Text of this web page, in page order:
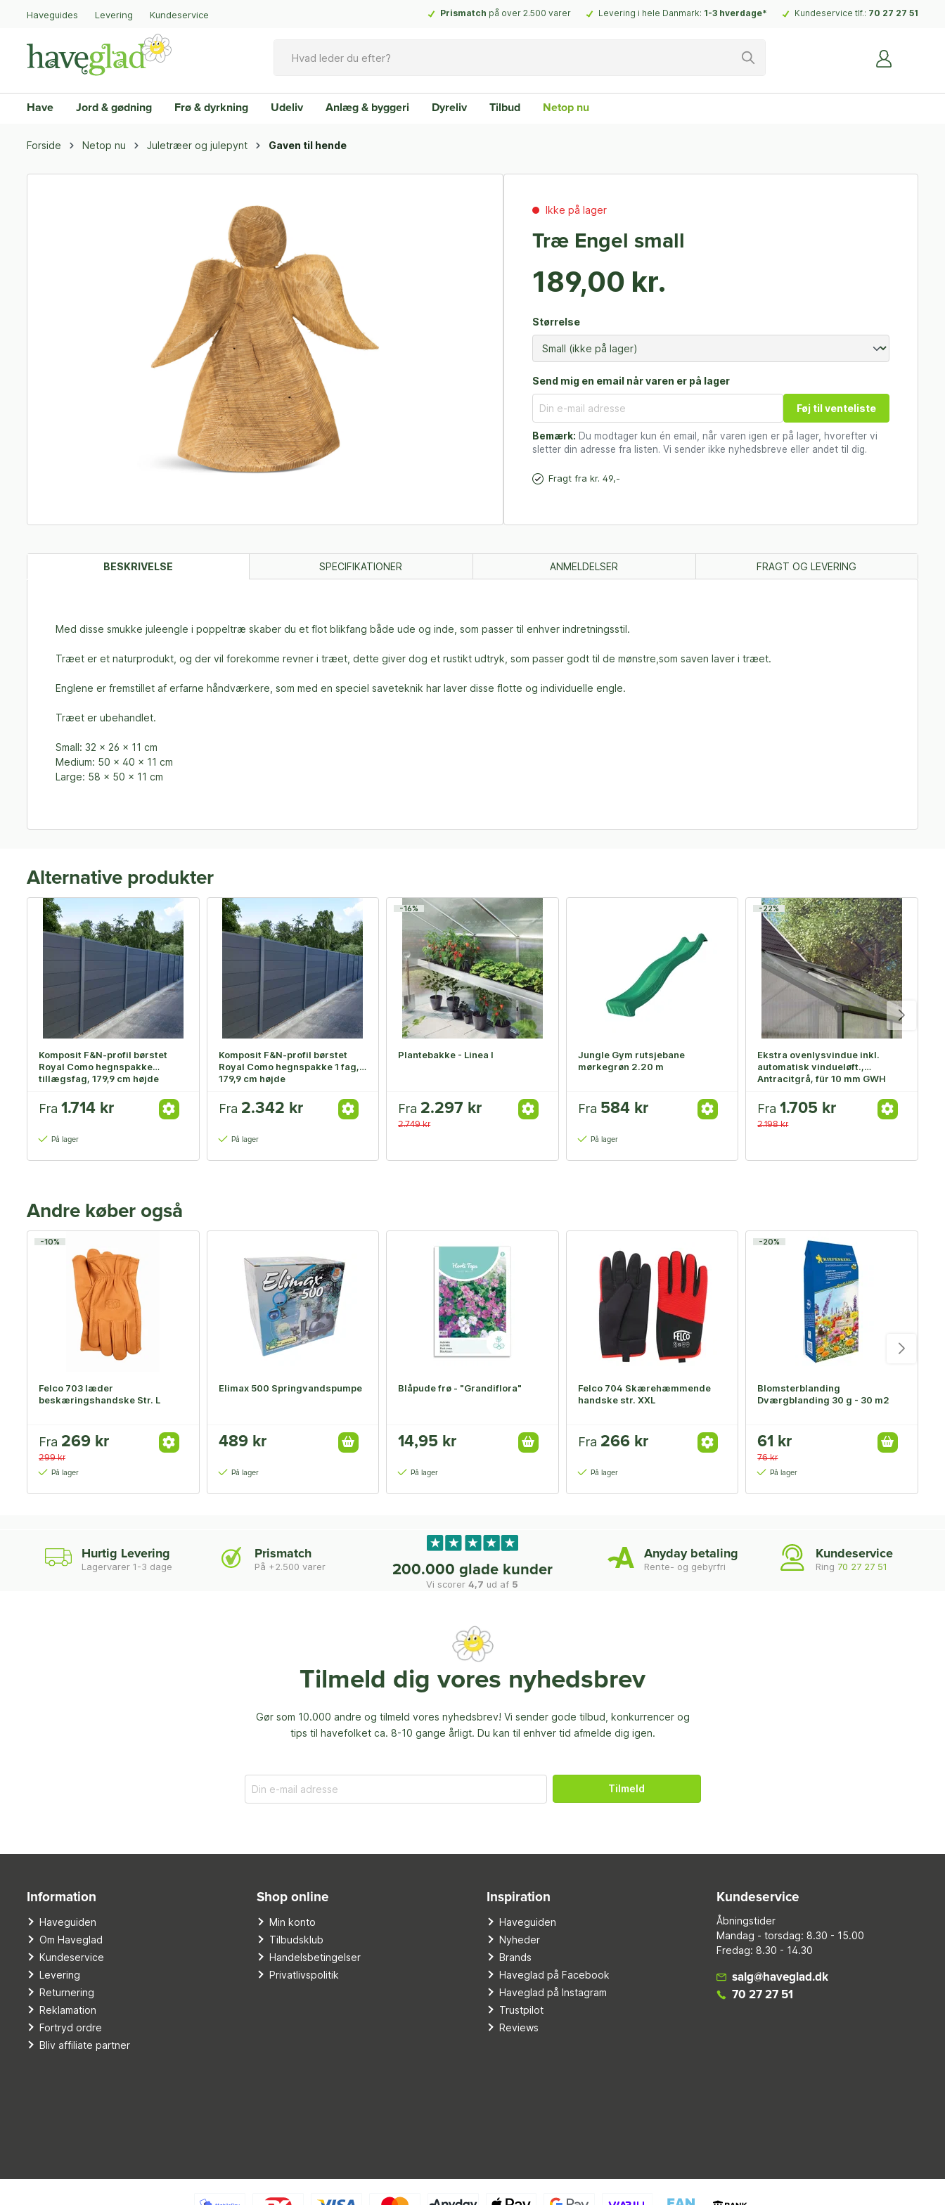
Haveguides Levering Kundeservice Prismatch på over 2.500 varer Levering i hele Danmark: 1-3 hverdage* Kundeservice tlf.: 70 27 27 51
Have Jord & gødning Frø & dyrkning Udeliv Anlæg & byggeri Dyreliv Tilbud Netop nu
Forside Netop nu Juletræer og julepynt Gaven til hende
Ikke på lager
Træ Engel small
189,00 kr.
Størrelse
Send mig en email når varen er på lager
Føj til venteliste
Bemærk: Du modtager kun én email, når varen igen er på lager, hvorefter vi
sletter din adresse fra listen. Vi sender ikke nyhedsbreve eller andet til dig.
Fragt fra kr. 49,-
BESKRIVELSE SPECIFIKATIONER ANMELDELSER FRAGT OG LEVERING
Med disse smukke juleengle i poppeltræ skaber du et flot blikfang både ude og inde, som passer til enhver indretningsstil.
Træet er et naturprodukt, og der vil forekomme revner i træet, dette giver dog et rustikt udtryk, som passer godt til de mønstre,som saven laver i træet.
Englene er fremstillet af erfarne håndværkere, som med en speciel saveteknik har laver disse flotte og individuelle engle.
Træet er ubehandlet.
Small: 32 x 26 x 11 cm
Medium: 50 x 40 x 11 cm
Large: 58 x 50 x 11 cm
Alternative produkter
Komposit F&N-profil børstet
Royal Como hegnspakke
tillægsfag, 179,9 cm højde
Fra 1.714 kr
På lager
Komposit F&N-profil børstet
Royal Como hegnspakke 1 fag,
179,9 cm højde
Fra 2.342 kr
På lager
-16%
Plantebakke - Linea I
Fra 2.297 kr
2.749 kr
Jungle Gym rutsjebane
mørkegrøn 2.20 m
Fra 584 kr
På lager
-22%
Ekstra ovenlysvindue inkl.
automatisk vindueløft.,
Antracitgrå, für 10 mm GWH
Fra1.705 kr
2.198 kr
Andre køber også
-10%
Felco 703 læder
beskæringshandske Str. L
Fra 269 kr
299 kr
På lager
Elimax 500 Springvandspumpe
489 kr
På lager
Blåpude frø - "Grandiflora"
14,95 kr
På lager
Felco 704 Skærehæmmende
handske str. XXL
Fra 266 kr
På lager
-20%
Blomsterblanding
Dværgblanding 30 g - 30 m2
61 kr
76 kr
På lager
Hurtig Levering
Lagervarer 1-3 dage
Prismatch
På +2.500 varer 200.000 glade kunder
Vi scorer4,7 ud af 5
Anyday betaling
Rente- og gebyrfri
Kundeservice
Ring 70 27 27 51
Tilmeld dig vores nyhedsbrev
Gør som 10.000 andre og tilmeld vores nyhedsbrev! Vi sender gode tilbud, konkurrencer og
tips til havefolket ca. 8-10 gange årligt. Du kan til enhver tid afmelde dig igen.
Tilmeld
Information
Haveguiden
Om Haveglad
Kundeservice
Levering
Returnering
Reklamation
Fortryd ordre
Bliv affiliate partner
Shop online
Min konto
Tilbudsklub
Handelsbetingelser
Privatlivspolitik
Inspiration
Haveguiden
Nyheder
Brands
Haveglad på Facebook
Haveglad på Instagram
Trustpilot
Reviews
Kundeservice
Åbningstider
Mandag - torsdag: 8.30 - 15.00
Fredag: 8.30 - 14.30
salg@haveglad.dk
70 27 27 51